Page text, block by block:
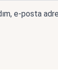
e-posta